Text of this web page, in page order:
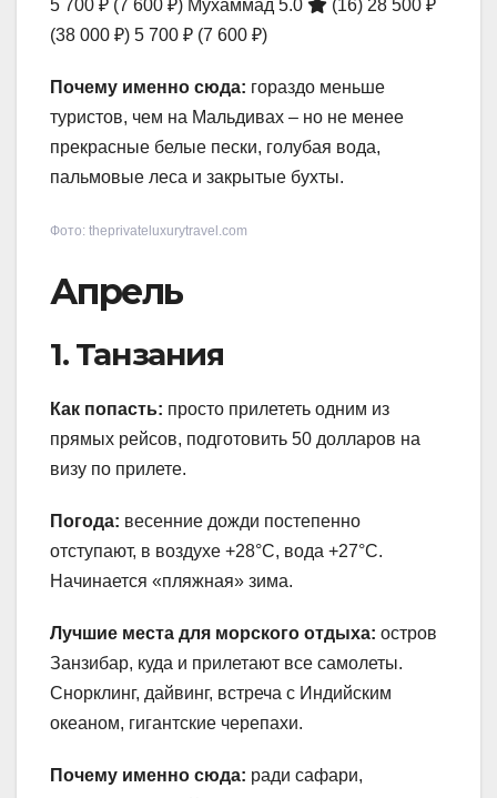
5 700 ₽ (7 600 ₽) Мухаммад 5.0 (16) 28 500 ₽
(38 000 ₽) 5 700 ₽ (7 600 ₽)
Почему именно сюда: гораздо меньше
туристов, чем на Мальдивах – но не менее
прекрасные белые пески, голубая вода,
пальмовые леса и закрытые бухты.
Фото: theprivateluxurytravel.com
Апрель
1. Танзания
Как попасть: просто прилететь одним из
прямых рейсов, подготовить 50 долларов на
визу по прилете.
Погода: весенние дожди постепенно
отступают, в воздухе +28°С, вода +27°С.
Начинается «пляжная» зима.
Лучшие места для морского отдыха: остров
Занзибар, куда и прилетают все самолеты.
Снорклинг, дайвинг, встреча с Индийским
океаном, гигантские черепахи.
Почему именно сюда: ради сафари,